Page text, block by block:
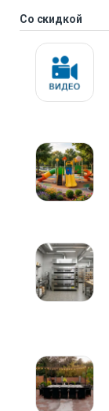
Со скидкой